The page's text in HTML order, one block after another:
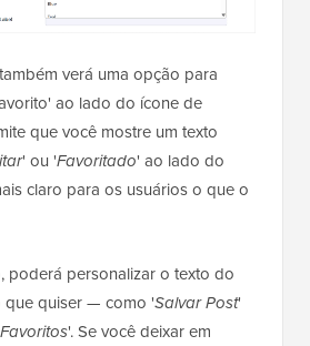
verá uma opção para
ao lado do ícone de
que você mostre um texto
' ou 'Favoritado' ao lado do
claro para os usuários o que o
poderá personalizar o texto do
que quiser — como 'Salvar Post'
'. Se você deixar em